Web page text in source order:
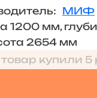
МИФ
1200 мм,
2654 мм
купили 5